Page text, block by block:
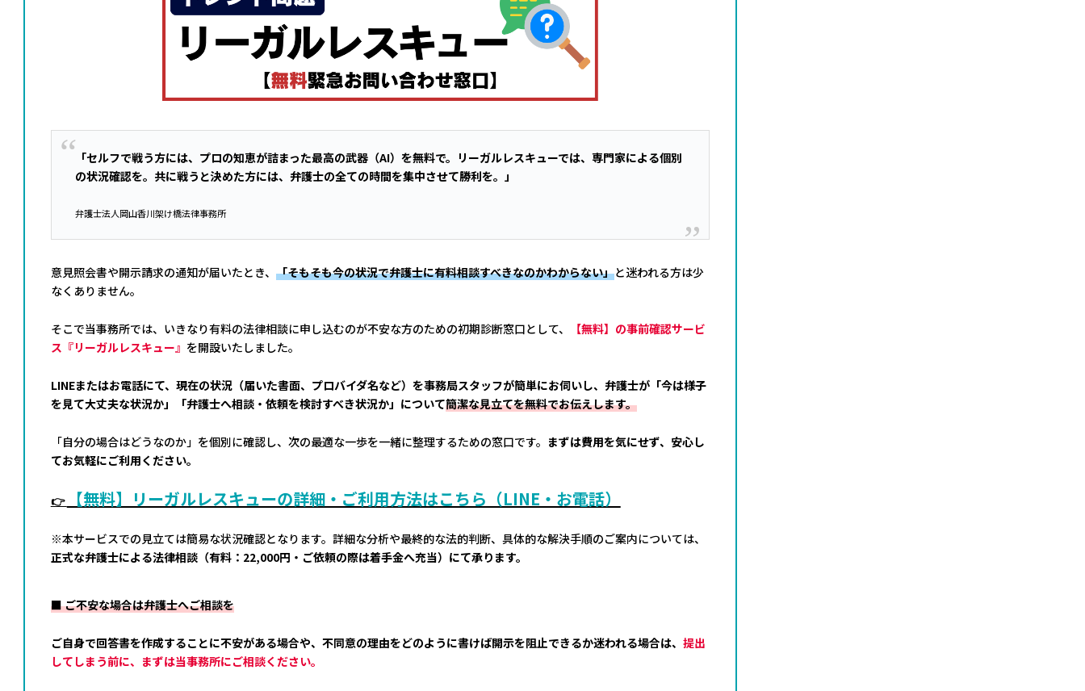
「セルフで戦う方には、プロの知恵が詰まった最高の武器（AI）を無料で。リーガルレスキューでは、専門家による個別
の状況確認を。共に戦うと決めた方には、弁護士の全ての時間を集中させて勝利を。」
弁護士法人岡山香川架け橋法律事務所
意見照会書や開示請求の通知が届いたとき、 「そもそも今の状況で弁護士に有料相談すべきなのかわからない」と迷われる方は少
なくありません。
そこで当事務所では、いきなり有料の法律相談に申し込むのが不安な方のための初期診断窓口として、
【無料】の事前確認サービ
ス『リーガルレスキュー』 を開設いたしました。
LINEまたはお電話にて、現在の状況（届いた書面、プロバイダ名など）を事務局スタッフが簡単にお伺いし、弁護士が「今は様子
を見て大丈夫な状況か」「弁護士へ相談・依頼を検討すべき状況か」について簡潔な見立てを無料でお伝えします。
「自分の場合はどうなのか」を個別に確認し、次の最適な一歩を一緒に整理するための窓口です。 まずは費用を気にせず、安心し
てお気軽にご利用ください。
👉 【無料】リーガルレスキューの詳細・ご利用方法はこちら（LINE・お電話）
※本サービスでの見立ては簡易な状況確認となります。詳細な分析や最終的な法的判断、具体的な解決手順のご案内については、
正式な弁護士による法律相談（有料：22,000円・ご依頼の際は着手金へ充当）にて承ります。
■ ご不安な場合は弁護士へご相談を
ご自身で回答書を作成することに不安がある場合や、不同意の理由をどのように書けば開示を阻止できるか迷われる場合は、 提出
してしまう前に、まずは当事務所にご相談ください。